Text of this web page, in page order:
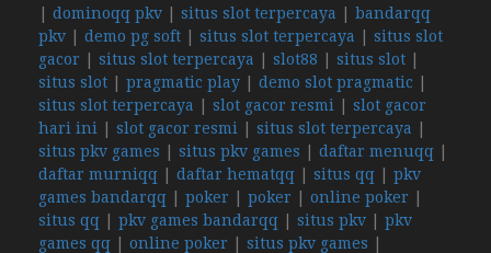
dominoqq pkv situs slot terpercaya
bandarqq
pkv
demo pg soft situs slot terpercaya
situs slot
gacor
situs slot terpercaya slot88 situs slot
situs slot
pragmatic play demo slot pragmatic
situs slot terpercaya
slot gacor resmi
slot gacor
hari ini
slot gacor resmi situs slot terpercaya
situs pkv games
situs pkv games daftar menuqq
daftar murniqq
daftar hematqq situs qq
pkv
games bandarqq
poker poker online poker
situs qq
pkv games bandarqq situs pkv
pkv
games qq
online poker situs pkv games